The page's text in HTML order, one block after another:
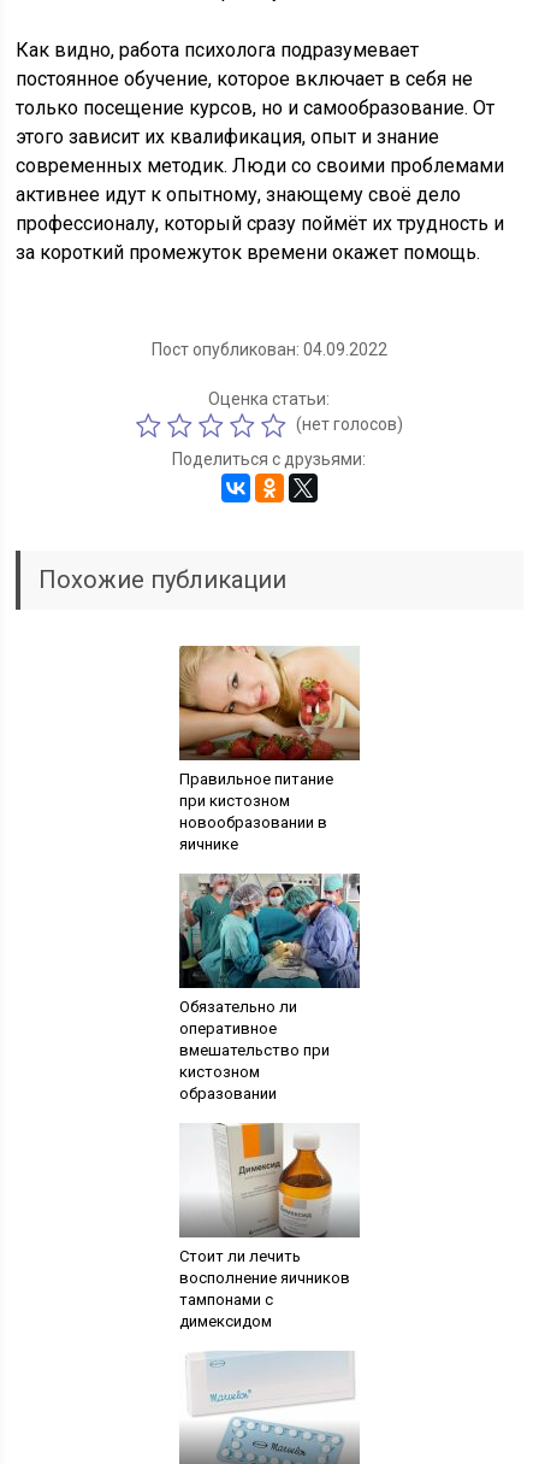
Как видно, работа психолога подразумевает
постоянное обучение, которое включает в себя не
только посещение курсов, но и самообразование. От
этого зависит их квалификация, опыт и знание
современных методик. Люди со своими проблемами
активнее идут к опытному, знающему своё дело
профессионалу, который сразу поймёт их трудность и
за короткий промежуток времени окажет помощь.
Пост опубликован: 04.09.2022
Оценка статьи:
(нет голосов)
Поделиться с друзьями:
Похожие публикации
Правильное питание
при кистозном
новообразовании в
яичнике
Обязательно ли
оперативное
вмешательство при
кистозном
образовании
Стоит ли лечить
восполнение яичников
тампонами с
димексидом